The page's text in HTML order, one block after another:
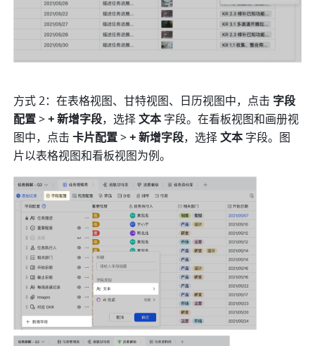
方式 2：在表格视图、甘特视图、日历视图中，点击 字段
配置 > + 新增字段，选择 文本 字段。在看板视图和画册视
图中，点击 卡片配置 > + 新增字段，选择 文本 字段。图
片以表格视图和看板视图为例。